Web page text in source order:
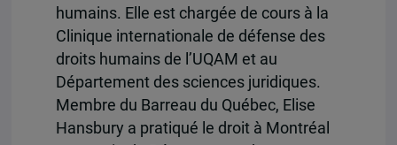
humains. Elle est chargée de cours à la
Clinique internationale de défense des
droits humains de l’UQAM et au
Département des sciences juridiques.
Membre du Barreau du Québec, Elise
Hansbury a pratiqué le droit à Montréal